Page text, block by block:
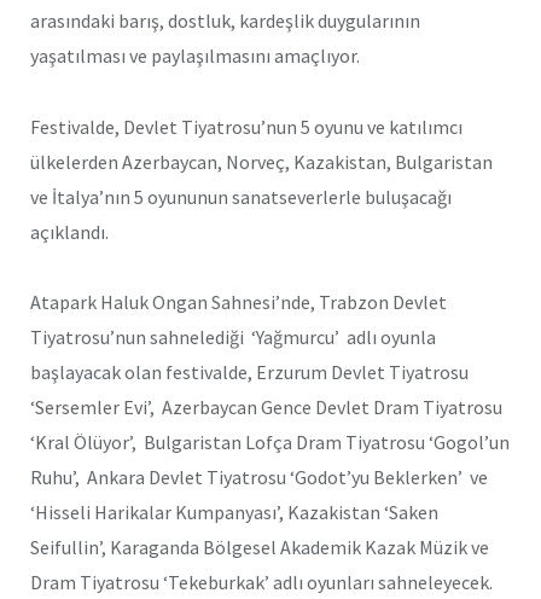
arasındaki barış, dostluk, kardeşlik duygularının
yaşatılması ve paylaşılmasını amaçlıyor.
Festivalde, Devlet Tiyatrosu’nun 5 oyunu ve katılımcı
ülkelerden Azerbaycan, Norveç, Kazakistan, Bulgaristan
ve İtalya’nın 5 oyununun sanatseverlerle buluşacağı
açıklandı.
Atapark Haluk Ongan Sahnesi’nde, Trabzon Devlet
Tiyatrosu’nun sahnelediği ‘Yağmurcu’ adlı oyunla
başlayacak olan festivalde, Erzurum Devlet Tiyatrosu
‘Sersemler Evi’, Azerbaycan Gence Devlet Dram Tiyatrosu
‘Kral Ölüyor’, Bulgaristan Lofça Dram Tiyatrosu ‘Gogol’un
Ruhu’, Ankara Devlet Tiyatrosu ‘Godot’yu Beklerken’ ve
‘Hisseli Harikalar Kumpanyası’, Kazakistan ‘Saken
Seifullin’, Karaganda Bölgesel Akademik Kazak Müzik ve
Dram Tiyatrosu ‘Tekeburkak’ adlı oyunları sahneleyecek.